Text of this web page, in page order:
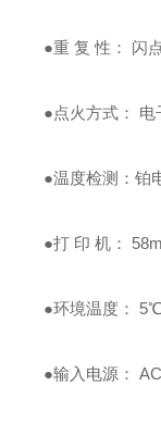
●重 复 性： 闪
●点火方式： 电
●温度检测：铂
●打 印 机：
●环境温度：
●输入电源：